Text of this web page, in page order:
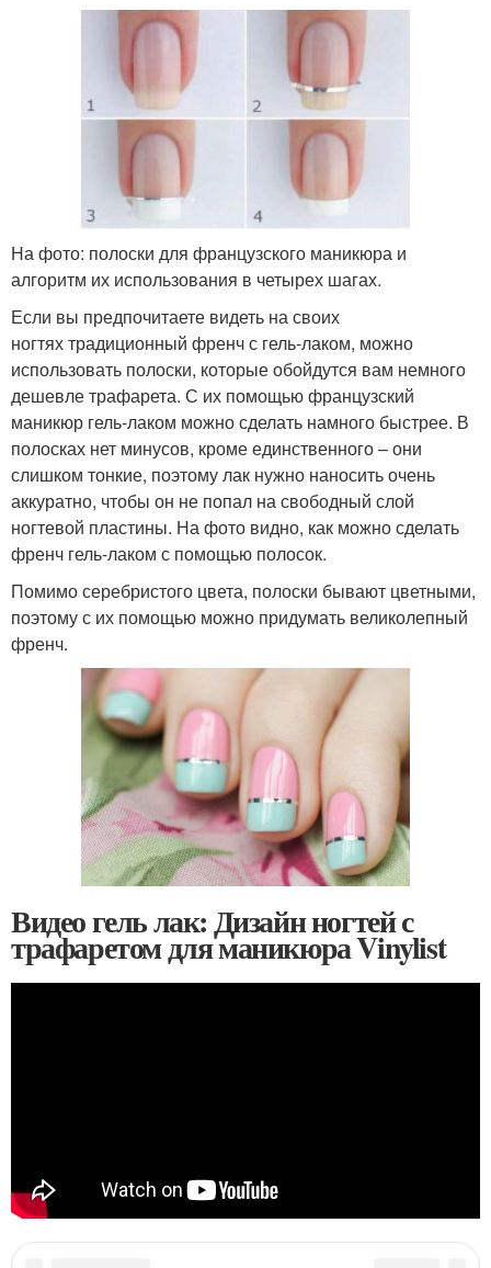
На фото: полоски для французского маникюра и
алгоритм их использования в четырех шагах.
Если вы предпочитаете видеть на своих
ногтях традиционный френч с гель-лаком, можно
использовать полоски, которые обойдутся вам немного
дешевле трафарета. С их помощью французский
маникюр гель-лаком можно сделать намного быстрее. В
полосках нет минусов, кроме единственного – они
слишком тонкие, поэтому лак нужно наносить очень
аккуратно, чтобы он не попал на свободный слой
ногтевой пластины. На фото видно, как можно сделать
френч гель-лаком с помощью полосок.
Помимо серебристого цвета, полоски бывают цветными,
поэтому с их помощью можно придумать великолепный
френч.
Видео гель лак: Дизайн ногтей с
трафаретом для маникюра Vinylist
Категории: